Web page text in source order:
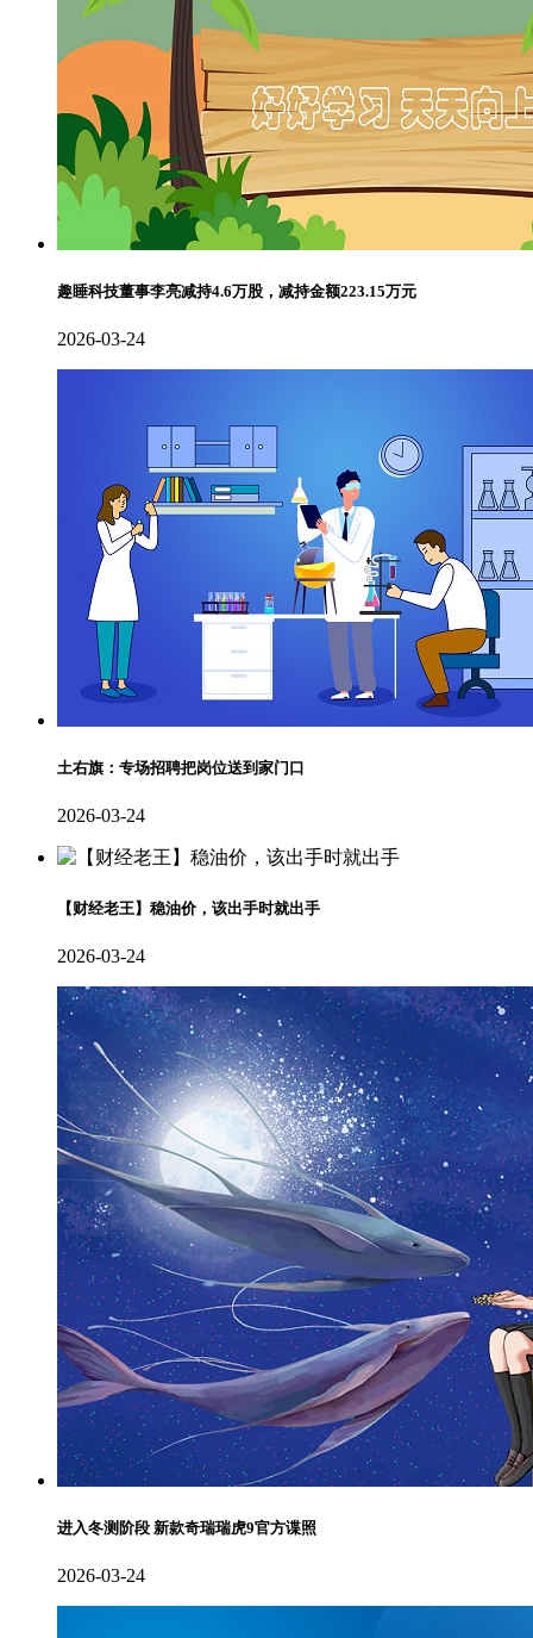
趣睡科技董事李亮减持4.6万股，减持金额223.15万元
2026-03-24
土右旗：专场招聘把岗位送到家门口
2026-03-24
【财经老王】稳油价，该出手时就出手
2026-03-24
进入冬测阶段 新款奇瑞瑞虎9官方谍照
2026-03-24